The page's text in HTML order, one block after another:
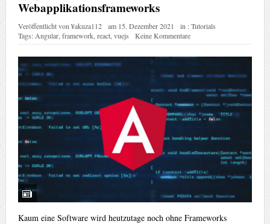
Webapplikationsframeworks
Veröffentlicht von¥akuza112 am 15. Dezember 2021 in :Tutorials
Tags: Angular, framework, react, vuejs Keine Kommentare
Kaum eine Software wird heutzutage noch ohne Frameworks